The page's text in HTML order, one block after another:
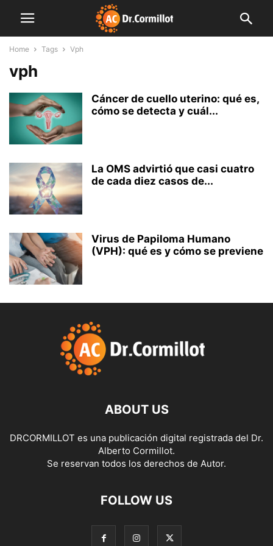
Home Tags Vph
vph
Cáncer de cuello uterino: qué es,
cómo se detecta y cuál...
La OMS advirtió que casi cuatro
de cada diez casos de...
Virus de Papiloma Humano
(VPH): qué es y cómo se previene
ABOUT US
DRCORMILLOT es una publicación digital registrada del Dr.
Alberto Cormillot.
Se reservan todos los derechos de Autor.
FOLLOW US